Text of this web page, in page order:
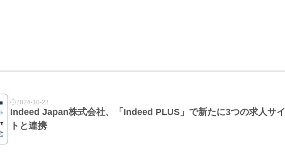
2024-10-23
Indeed Japan株式会社、「Indeed PLUS」で新たに3つの求人サイ
トと連携